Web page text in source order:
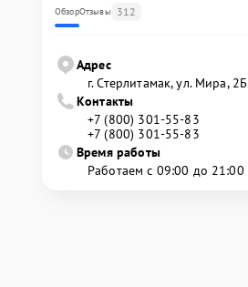
ОбзорОтзывы 312
Адрес
г. Стерлитамак, ул. Мира, 2Б
Контакты
+7 (800) 301-55-83
+7 (800) 301-55-83
Время работы
Работаем с 09:00 до 21:00